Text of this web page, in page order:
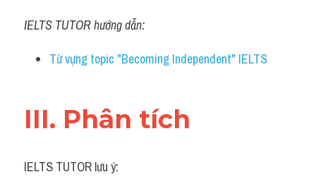
Advice
IELTS Advice
Listening
IELTS TUTOR hướng dẫn:
Từ vựng topic "Becoming Independent" IELTS
III. Phân tích
IELTS TUTOR lưu ý: